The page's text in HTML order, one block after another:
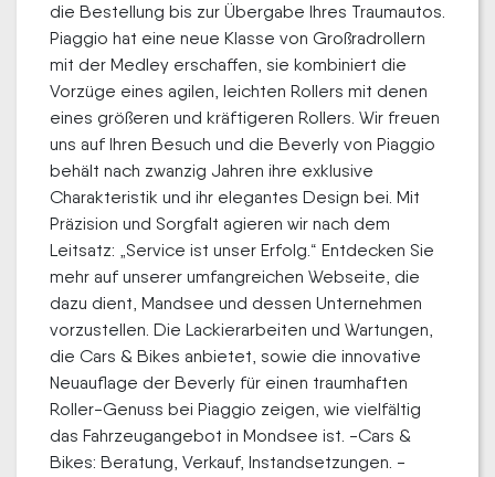
die Bestellung bis zur Übergabe Ihres Traumautos.
Piaggio hat eine neue Klasse von Großradrollern
mit der Medley erschaffen, sie kombiniert die
Vorzüge eines agilen, leichten Rollers mit denen
eines größeren und kräftigeren Rollers. Wir freuen
uns auf Ihren Besuch und die Beverly von Piaggio
behält nach zwanzig Jahren ihre exklusive
Charakteristik und ihr elegantes Design bei. Mit
Präzision und Sorgfalt agieren wir nach dem
Leitsatz: „Service ist unser Erfolg.“ Entdecken Sie
mehr auf unserer umfangreichen Webseite, die
dazu dient, Mandsee und dessen Unternehmen
vorzustellen. Die Lackierarbeiten und Wartungen,
die Cars & Bikes anbietet, sowie die innovative
Neuauflage der Beverly für einen traumhaften
Roller-Genuss bei Piaggio zeigen, wie vielfältig
das Fahrzeugangebot in Mondsee ist. -Cars &
Bikes: Beratung, Verkauf, Instandsetzungen. -